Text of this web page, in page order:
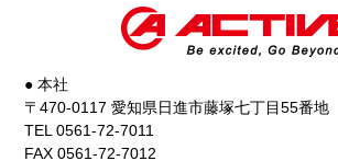
● 本社
〒470-0117 愛知県日進市藤塚七丁目55番地
TEL 0561-72-7011
FAX 0561-72-7012